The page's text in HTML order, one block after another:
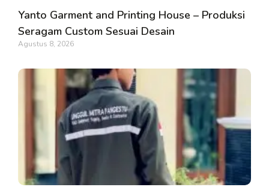
Yanto Garment and Printing House – Produksi
Seragam Custom Sesuai Desain
Agustus 8, 2026